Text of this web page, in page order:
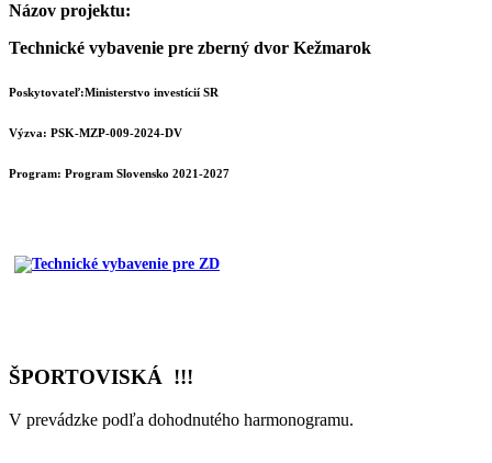
Názov projektu:
Technické vybavenie pre zberný dvor Kežmarok
Poskytovateľ:Ministerstvo investícií SR
Výzva: PSK-MZP-009-2024-DV
Program: Program Slovensko 2021-2027
ŠPORTOVISKÁ !!!
V prevádzke podľa dohodnutého harmonogramu.